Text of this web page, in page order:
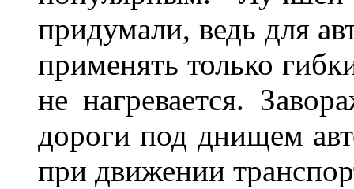
придумали, ведь для
применять только
не нагревается.
дороги под днищем
при движении